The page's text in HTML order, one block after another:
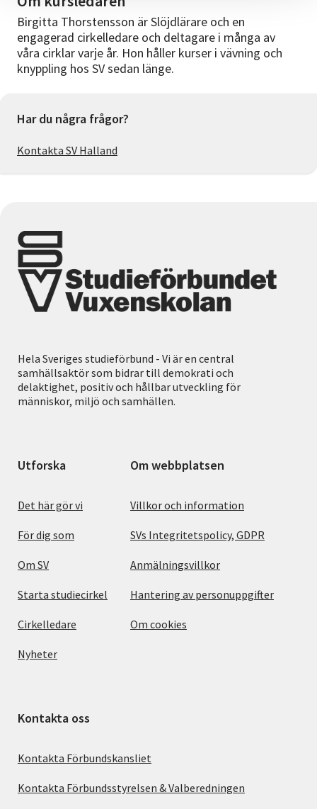
Birgitta Thorstensson är Slöjdlärare och en
engagerad cirkelledare och deltagare i många av
våra cirklar varje år. Hon håller kurser i vävning och
knyppling hos SV sedan länge.
Har du några frågor?
Kontakta SV Halland
Hela Sveriges studieförbund - Vi är en central
samhällsaktör som bidrar till demokrati och
delaktighet, positiv och hållbar utveckling för
människor, miljö och samhällen.
Utforska
Det här gör vi
För dig som
Om SV
Starta studiecirkel
Cirkelledare
Nyheter
Om webbplatsen
Villkor och information
SVs Integritetspolicy, GDPR
Anmälningsvillkor
Hantering av personuppgifter
Om cookies
Kontakta oss
Kontakta Förbundskansliet
Kontakta Förbundsstyrelsen & Valberedningen